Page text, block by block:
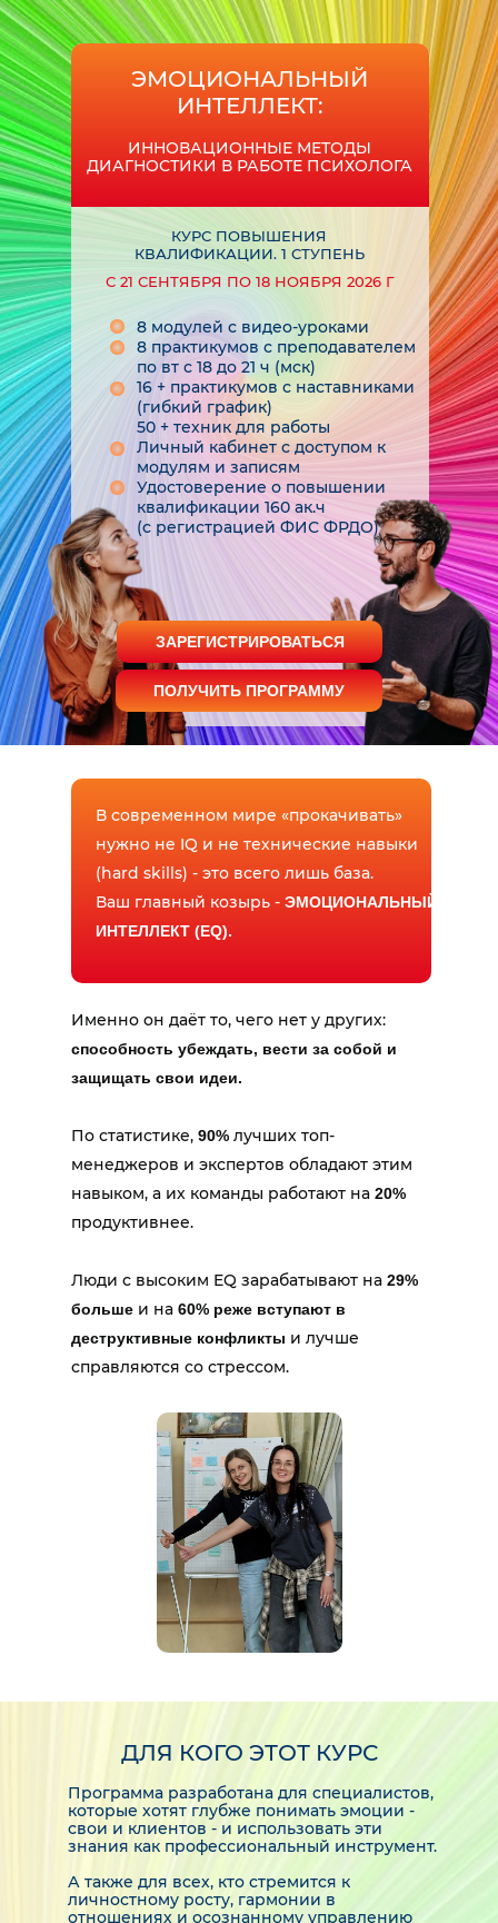
ЭМОЦИОНАЛЬНЫЙ
ИНТЕЛЛЕКТ:
ИННОВАЦИОННЫЕ МЕТОДЫ
ДИАГНОСТИКИ В РАБОТЕ ПСИХОЛОГА
8 модулей с видео-уроками
8 практикумов с преподавателем
по вт с 18 до 21 ч (мск)
16 + практикумов с наставниками
(гибкий график)
50 + техник для работы
Личный кабинет с доступом к
модулям и записям
Удостоверение о повышении
квалификации 160 ак.ч
(с регистрацией ФИС ФРДО)
КУРС ПОВЫШЕНИЯ
КВАЛИФИКАЦИИ. 1 СТУПЕНЬ
С 21 СЕНТЯБРЯ ПО 18 НОЯБРЯ 2026 Г
ПОЛУЧИТЬ ПРОГРАММУ
ЗАРЕГИСТРИРОВАТЬСЯ
В современном мире «прокачивать»
нужно не IQ и не технические навыки
(hard skills) - это всего лишь база.
Ваш главный козырь - ЭМОЦИОНАЛЬНЫЙ
ИНТЕЛЛЕКТ (EQ).
Именно он даёт то, чего нет у других:
способность убеждать, вести за собой и
защищать свои идеи.
По статистике, 90% лучших топ-
менеджеров и экспертов обладают этим
навыком, а их команды работают на 20%
продуктивнее.
Люди с высоким EQ зарабатывают на 29%
больше и на 60% реже вступают в
деструктивные конфликты и лучше
справляются со стрессом.
ДЛЯ КОГО ЭТОТ КУРС
Программа разработана для специалистов,
которые хотят глубже понимать эмоции -
свои и клиентов - и использовать эти
знания как профессиональный инструмент.
А также для всех, кто стремится к
личностному росту, гармонии в
отношениях и осознанному управлению